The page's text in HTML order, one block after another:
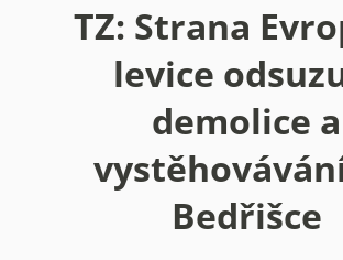
TZ: Strana
levice
demolice a
Bedřišce